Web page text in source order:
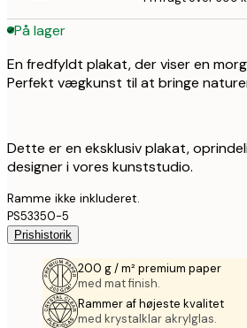
På lager
En fredfyldt plakat, der viser en
Perfekt vægkunst til at bringe
Dette er en eksklusiv plakat,
designer i vores kunststudio.
Ramme ikke inkluderet.
PS53350-5
Prishistorik
200 g / m² premium paper
med mat finish.
Rammer af højeste kvalitet
med krystalklar akrylglas.